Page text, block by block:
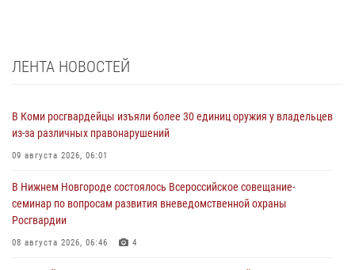
ЛЕНТА НОВОСТЕЙ
В Коми росгвардейцы изъяли более 30 единиц оружия у владельцев
из-за различных правонарушений
09 августа 2026, 06:01
В Нижнем Новгороде состоялось Всероссийское совещание-
семинар по вопросам развития вневедомственной охраны
Росгвардии
08 августа 2026, 06:46 4